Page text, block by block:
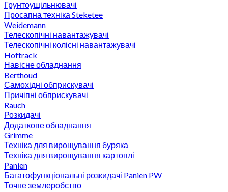
Грунтоущільнювачі
Просапна техніка Steketee
Weidemann
Телескопічні навантажувачі
Телескопічні колісні навантажувачі
Hoftrack
Навісне обладнання
Berthoud
Самохідні обприскувачі
Причіпні обприскувачі
Rauch
Розкидачі
Додаткове обладнання
Grimme
Техніка для вирощування буряка
Техніка для вирощування картоплі
Panien
Багатофункціональні розкидачі Panien PW
Точне землеробство